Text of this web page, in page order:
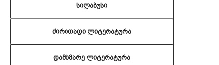
სილაბუსი
ძირითადი ლიტერატურა
დამხმარე ლიტერატურა